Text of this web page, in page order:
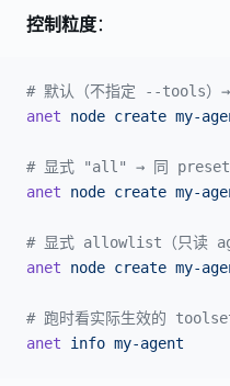
控制粒度：
# 默认（不指定 --tools）
anet node create my-
# 显式 "all" → 同 preset
anet node create my-
# 显式 allowlist（只读
anet node create my-
# 跑时看实际生效的
anet info my-agent